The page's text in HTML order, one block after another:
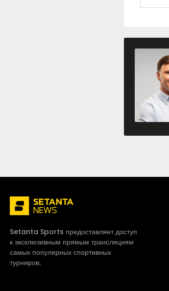
Setanta Sports предоставляет доступ
к эксклюзивным прямым трансляциям
самых популярных спортивных
турниров.